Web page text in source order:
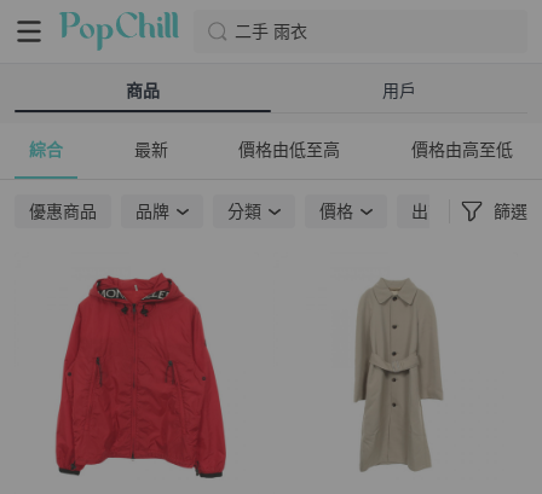
二手 雨衣
商品 用戶
綜合 最新 價格由低至高 價格由高至低
優惠商品 品牌 分類 價格 出貨地點 篩選